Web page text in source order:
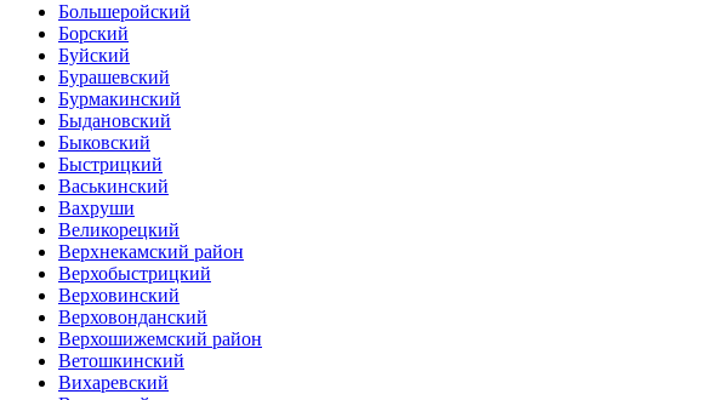
Большеройский
Борский
Буйский
Бурашевский
Бурмакинский
Быдановский
Быковский
Быстрицкий
Васькинский
Вахруши
Великорецкий
Верхнекамский район
Верхобыстрицкий
Верховинский
Верховонданский
Верхошижемский район
Ветошкинский
Вихаревский